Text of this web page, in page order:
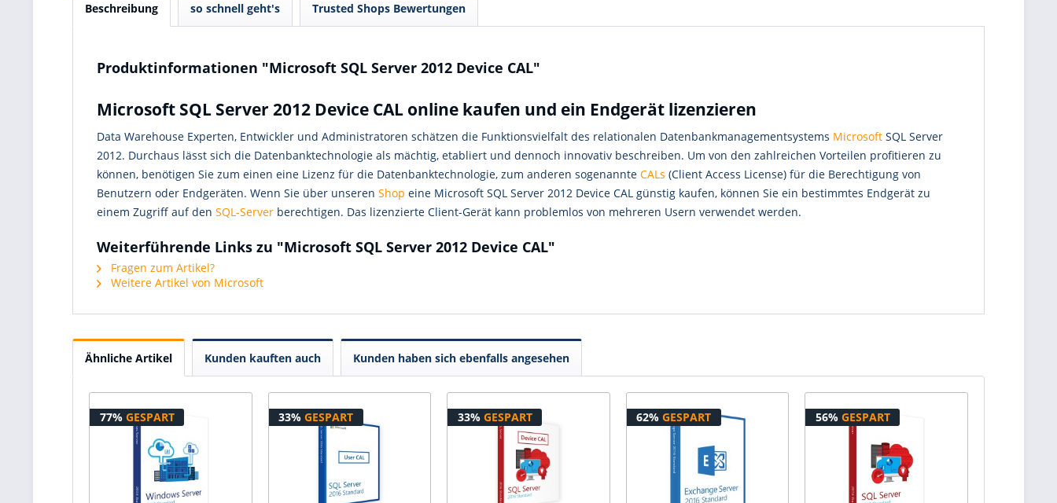
Beschreibung so schnell geht's Trusted Shops Bewertungen
Produktinformationen "Microsoft SQL Server 2012 Device CAL"
Microsoft SQL Server 2012 Device CAL online kaufen und ein Endgerät lizenzieren
Data Warehouse Experten, Entwickler und Administratoren schätzen die Funktionsvielfalt des relationalen Datenbankmanagementsystems Microsoft SQL Server
2012. Durchaus lässt sich die Datenbanktechnologie als mächtig, etabliert und dennoch innovativ beschreiben. Um von den zahlreichen Vorteilen profitieren zu
können, benötigen Sie zum einen eine Lizenz für die Datenbanktechnologie, zum anderen sogenannte CALs (Client Access License) für die Berechtigung von
Benutzern oder Endgeräten. Wenn Sie über unseren Shop eine Microsoft SQL Server 2012 Device CAL günstig kaufen, können Sie ein bestimmtes Endgerät zu
einem Zugriff auf den SQL-Server berechtigen. Das lizenzierte Client-Gerät kann problemlos von mehreren Usern verwendet werden.
Weiterführende Links zu "Microsoft SQL Server 2012 Device CAL"
Fragen zum Artikel?
Weitere Artikel von Microsoft
Ähnliche Artikel Kunden kauften auch Kunden haben sich ebenfalls angesehen
77% GESPART 33%GESPART 33% GESPART 62%GESPART 56% GESPART